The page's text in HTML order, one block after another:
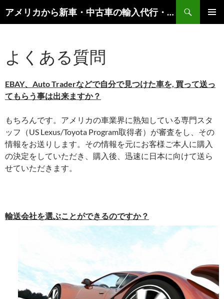
アメリカから新車・中古車の輸入代行・輸出代行・車オークション代行 – AutoGoods.US
索
ツ
ス
キ
よくある質問
EBAY、Auto Traderなどで自分で見つけた車を, 買って送っ
てもらう事は出来ますか？
もちろんです。アメリカの車業界に熟知している専門スタ
ッフ（US Lexus/Toyota Program取得者）が審査をし、その
情報をお送りします。その情報を元にお客様ご本人に購入
の決定をしていただき、購入後、迅速に日本に向けて送ら
せていただきます。
輸送会社を選ぶことができるのですか？